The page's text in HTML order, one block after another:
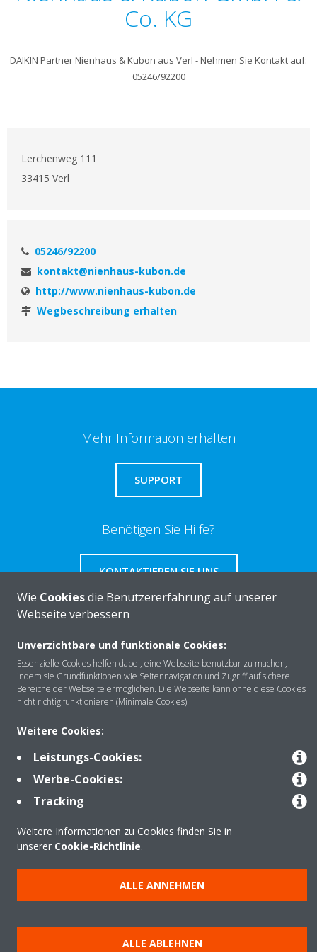
Co. KG
DAIKIN Partner Nienhaus & Kubon aus Verl - Nehmen Sie Kontakt auf:
05246/92200
Lerchenweg 111
33415 Verl
05246/92200
kontakt@nienhaus-kubon.de
http://www.nienhaus-kubon.de
Wegbeschreibung erhalten
Mehr Information erhalten
SUPPORT
Benötigen Sie Hilfe?
KONTAKTIEREN SIE UNS
Über DAIKIN
Anwendungsbereiche
Kontakt
Copyright © Daikin
Wie Cookiesdie Benutzererfahrung auf unserer
Webseite verbessern
Unverzichtbare und funktionale Cookies:
Essenzielle Cookies helfen dabei, eine Webseite benutzbar zu machen,
indem sie Grundfunktionen wie Seitennavigation und Zugriff auf sichere
Bereiche der Webseite ermöglichen. Die Webseite kann ohne diese Cookies
nicht richtig funktionieren (Minimale Cookies).
Weitere Cookies:
Leistungs-Cookies:
Werbe-Cookies:
Tracking
Weitere Informationen zu Cookies finden Sie in
unserer Cookie-Richtlinie.
ALLE ANNEHMEN
ALLE ABLEHNEN